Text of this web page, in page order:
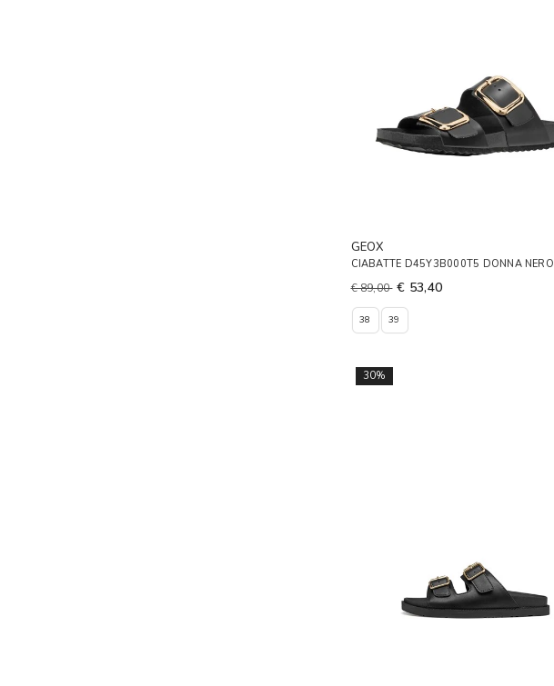
GEOX
CIABATTE D45Y3B000T5 DONNA NERO
€ 89,00 € 53,40
38 39
30%